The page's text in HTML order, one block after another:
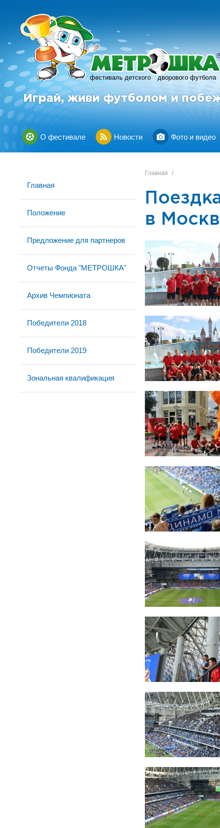
фестиваль детского дворового футбола
R
Играй, живи футболом и
О фестивале Новости Фото и видео
Главная
Положение
Предложение для партнеров
Отчеты Фонда "МЕТРОШКА"
Архив Чемпионата
Победители 2018
Победители 2019
Зональная квалификация
Главная /
в